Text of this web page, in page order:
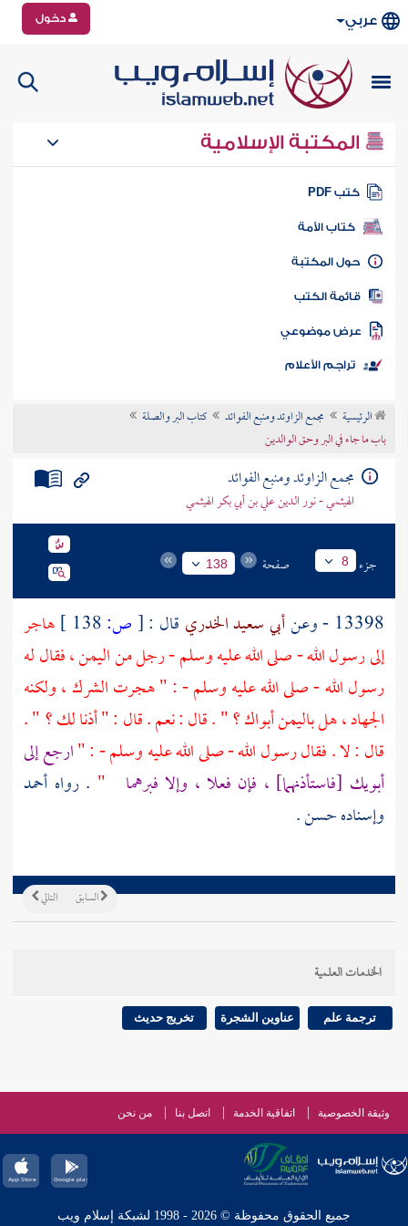
عربي دخول
المكتبة الإسلامية
كتب PDF
كتاب الأمة
المكتبة
الكتب
موضوعي
تراجم الأعلام
الرئيسية مجمع الزاوئد ومنبع الفوائد
كتاب البر والصلة
باب ما جاء في البر وحق الوالدين
مجمع الزاوئد ومنبع الفوائد
الهيثمي - نور الدين علي بن أبي بكر الهيثمي
جزء 8 صفحة 138
13398 - وعن أبي سعيد الخدري قال :[ص:
هاجر
إلى رسول الله - صلى الله عليه وسلم - رجل مناليمن، فقال له
رسول الله - صلى الله عليه وسلم - : " هجرت الشرك ، ولكنه
الجهاد ، هلباليمنأبواك ؟ " . قال : نعم . قال : " أذنا لك ؟ " .
قال : لا . فقال رسول الله - صلى الله عليه وسلم - : "ارجع إلى
أبويك [فاستأذنهما] ، فإن فعلا ، وإلا فبرهما
" . رواه أحمد
وإسناده حسن .
التالي السابق
الخدمات العلمية
ترجمة علم عناوين الشجرة تخريج حديث
وثيقة الخصوصية اتفاقية الخدمة اتصل بنا من نحن
جميع الحقوق محفوظة © 2026 - 1998 لشبكة إسلام ويب